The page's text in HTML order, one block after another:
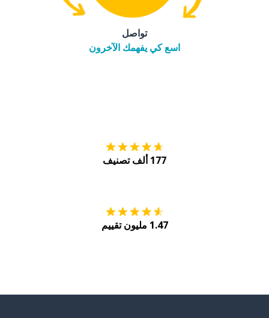
تواصل
اسع كي يفهمك الآخرون
177 ألف تصنيف
1.47 مليون تقييم